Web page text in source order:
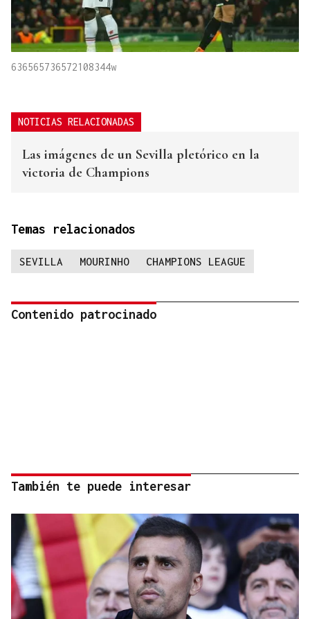
636565736572108344w
NOTICIAS RELACIONADAS
Las imágenes de un Sevilla pletórico en la
victoria de Champions
Temas relacionados
SEVILLA MOURINHO CHAMPIONS LEAGUE
Contenido patrocinado
También te puede interesar